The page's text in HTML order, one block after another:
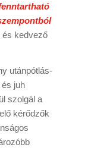
kedvező
utánpótlás-
juh
szolgál a
kérődzők